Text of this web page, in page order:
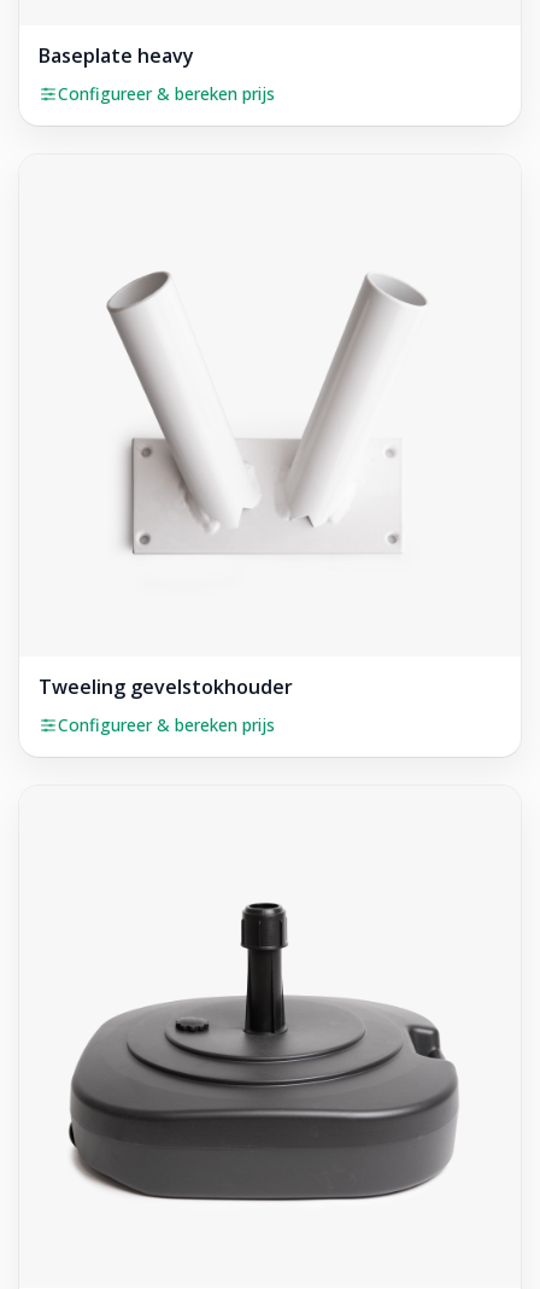
Baseplate heavy
Configureer & bereken prijs
Tweeling gevelstokhouder
Configureer & bereken prijs